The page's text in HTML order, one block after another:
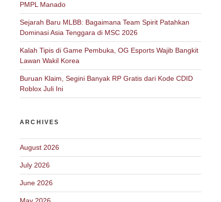
PMPL Manado
Sejarah Baru MLBB: Bagaimana Team Spirit Patahkan
Dominasi Asia Tenggara di MSC 2026
Kalah Tipis di Game Pembuka, OG Esports Wajib Bangkit
Lawan Wakil Korea
Buruan Klaim, Segini Banyak RP Gratis dari Kode CDID
Roblox Juli Ini
ARCHIVES
August 2026
July 2026
June 2026